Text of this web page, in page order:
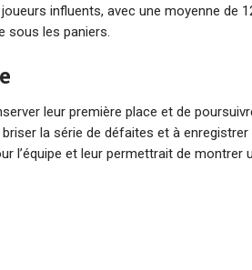
influents, avec une moyenne de
sous les paniers.
leur première place et de
la série de défaites et à
l’équipe et leur permettrait de montrer